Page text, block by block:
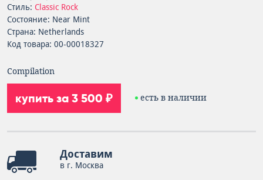
Стиль: Classic Rock
Состояние: Near Mint
Страна: Netherlands
Код товара: 00-00018327
Compilation
купить за 3 500 ₽ есть в наличии
Доставим
в г. Москва